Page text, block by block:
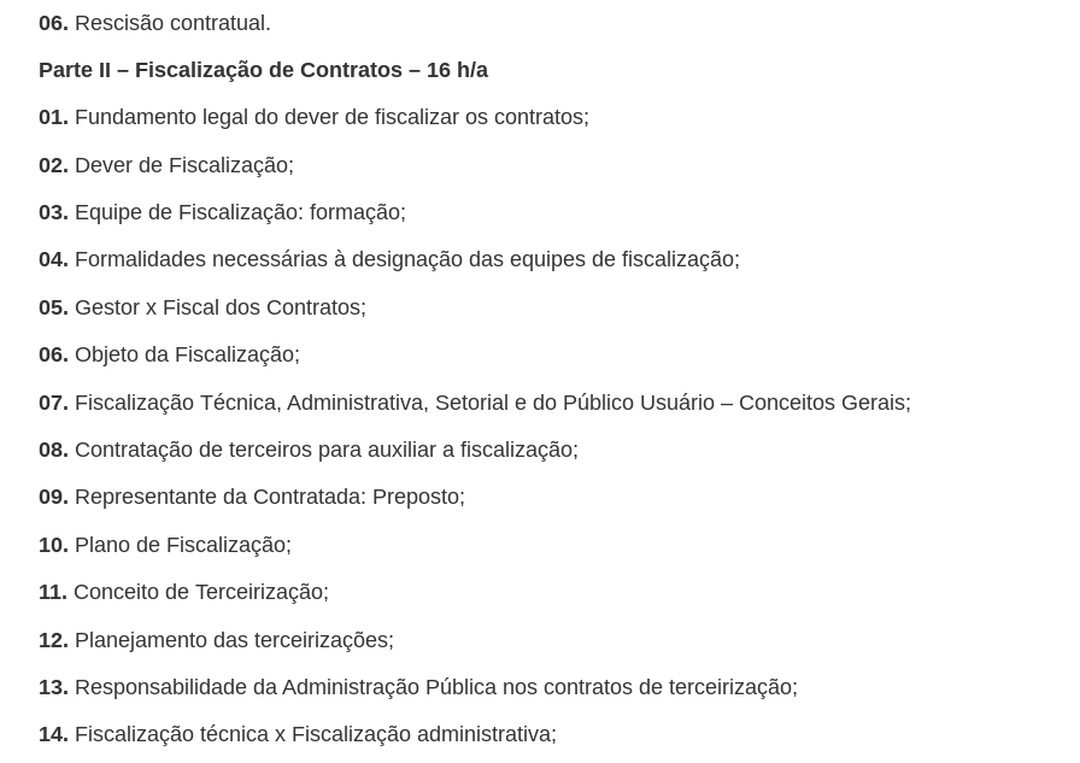
06. Rescisão contratual.
Parte II – Fiscalização de Contratos – 16 h/a
01. Fundamento legal do dever de fiscalizar os contratos;
02. Dever de Fiscalização;
03. Equipe de Fiscalização: formação;
04. Formalidades necessárias à designação das equipes de fiscalização;
05. Gestor x Fiscal dos Contratos;
06. Objeto da Fiscalização;
07. Fiscalização Técnica, Administrativa, Setorial e do Público Usuário – Conceitos Gerais;
08. Contratação de terceiros para auxiliar a fiscalização;
09. Representante da Contratada: Preposto;
10. Plano de Fiscalização;
11. Conceito de Terceirização;
12. Planejamento das terceirizações;
13. Responsabilidade da Administração Pública nos contratos de terceirização;
14. Fiscalização técnica x Fiscalização administrativa;